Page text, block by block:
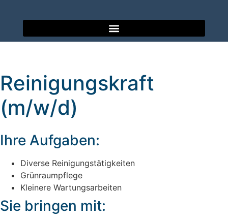
Reinigungskraft
(m/w/d)
Ihre Aufgaben:
Diverse Reinigungstätigkeiten
Grünraumpflege
Kleinere Wartungsarbeiten
Sie bringen mit: